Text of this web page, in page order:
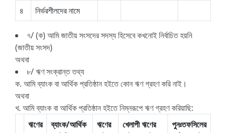
৪
নির্ভরশীলদের নামে
৭/ (ক) আমি জাতীয় সংসদের সদস্য হিসেবে কখনোই নির্বাচিত হয়নি
(জাতীয় সংসদ)
অথবা
৮/ ঋণ সংক্রান্ত তথ্য
ক. আমি ব্যাংক বা আর্থিক প্রতিষ্ঠান হইতে কোন ঋণ গ্রহণ করি নাই।
অথবা
খ. আমি ব্যাংক বা আর্থিক প্রতিষ্ঠান হইতে নিম্নরূপে ঋণ গ্রহণ করিয়াছি:
ঋণের
ব্যাংক/আর্থিক
ঋণের
খেলাপী ঋণের
পুনঃতফসিলের